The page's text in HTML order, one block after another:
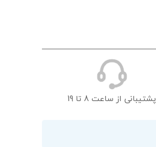
پشتیبانی از ساعت 8 تا 19